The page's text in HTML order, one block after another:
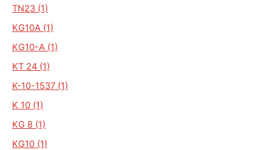
TN23 (1)
KG10A (1)
KG10-A (1)
KT 24 (1)
K-10-1537 (1)
K 10 (1)
KG 8 (1)
KG10 (1)